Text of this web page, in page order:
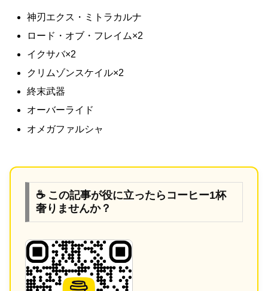
神刃エクス・ミトラカルナ
ロード・オブ・フレイム×2
イクサバ×2
クリムゾンスケイル×2
終末武器
オーバーライド
オメガファルシャ
☕ この記事が役に立ったらコーヒー1杯
奢りませんか？